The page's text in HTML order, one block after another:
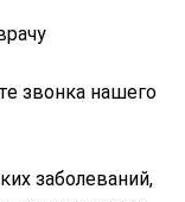
звонка нашего
заболеваний,